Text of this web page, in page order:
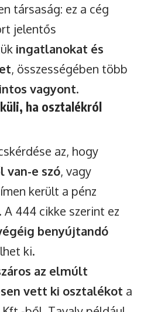
társaság: ez a cég
jelentős
ingatlanokat és
, összességében több
vagyont.
ha osztalékról
az, hogy
van-e szó, vagy
került a pénz
A 444 cikke szerint ez
benyújtandó
ki.
az elmúlt
vett ki osztalékot a